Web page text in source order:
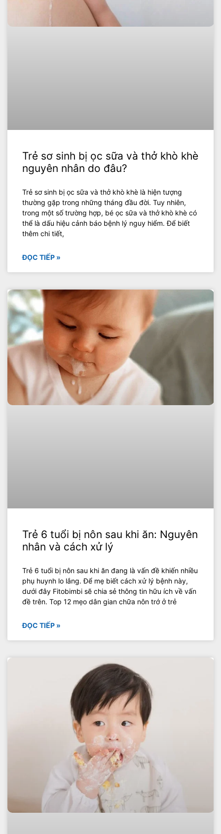
Trẻ sơ sinh bị ọc sữa và thở khò khè
nguyên nhân do đâu?
Trẻ sơ sinh bị ọc sữa và thở khò khè là hiện tượng
thường gặp trong những tháng đầu đời. Tuy nhiên,
trong một số trường hợp, bé ọc sữa và thở khò khè có
thể là dấu hiệu cảnh báo bệnh lý nguy hiểm. Để biết
thêm chi tiết,
ĐỌC TIẾP »
Trẻ 6 tuổi bị nôn sau khi ăn: Nguyên
nhân và cách xử lý
Trẻ 6 tuổi bị nôn sau khi ăn đang là vấn đề khiến nhiều
phụ huynh lo lắng. Để mẹ biết cách xử lý bệnh này,
dưới đây Fitobimbi sẽ chia sẻ thông tin hữu ích về vấn
đề trên. Top 12 mẹo dân gian chữa nôn trớ ở trẻ
ĐỌC TIẾP »